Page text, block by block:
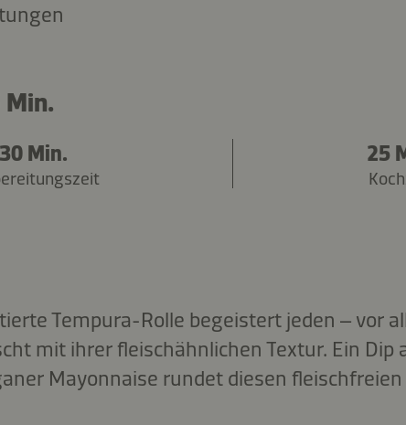
Min.
30 Min. 25
Tempura-Rolle begeistert jeden – vor
mit ihrer fleischähnlichen Textur. Ein Dip
Mayonnaise rundet diesen